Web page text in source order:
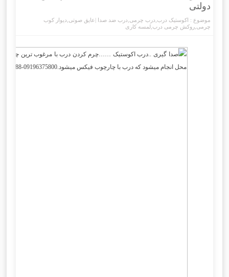
دولتی
موضوع : اکوستیک درب درب چرمی درب ضد صدا |عایق صوتی دیوار کوب
چرمی ,روکش چرمی درب لمسه کاری